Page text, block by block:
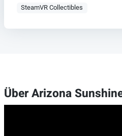
SteamVR Collectibles
Über Arizona